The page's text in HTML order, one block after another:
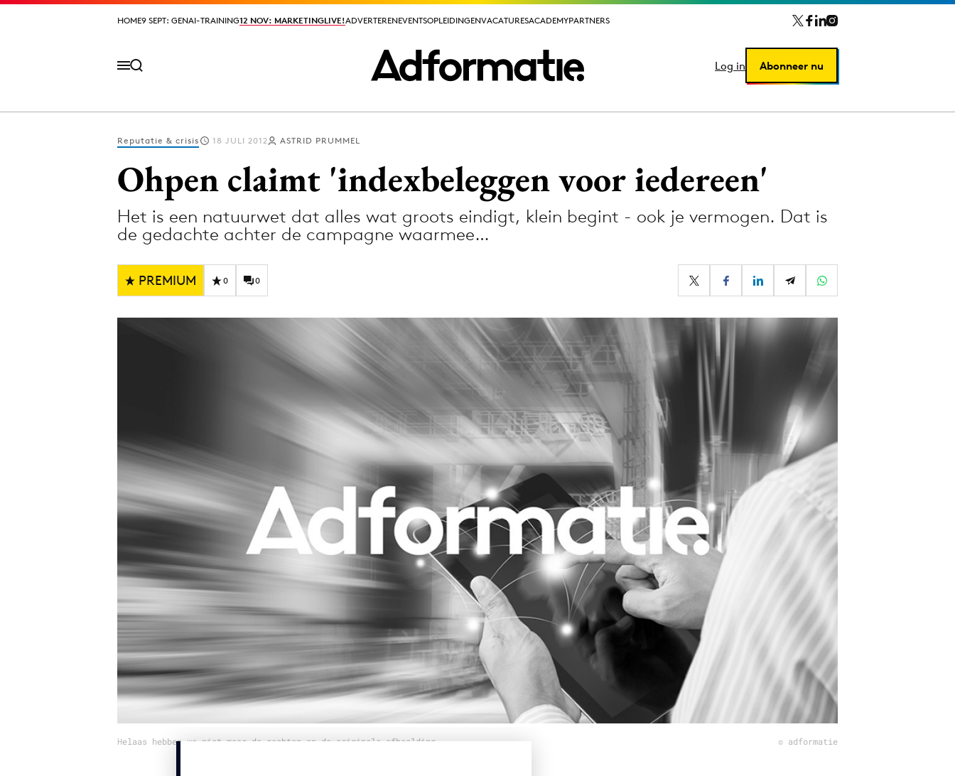
HOME9 SEPT: GENAI-TRAINING12 NOV: MARKETINGLIVE!ADVERTERENEVENTSOPLEIDINGENVACATURESACADEMYPARTNERS
Log in Abonneer nu
HOME9 SEPT: GENAI-TRAINING12 NOV: MARKETINGLIVE!ADVERTERENEVENTSOPLEIDINGENVACATURESACADEMYPARTNERS
Log in Abonneer nu
Digital transformation
Diversiteit
Effectiviteit
Influencer marketing
Interne communicatie
Programmatic
Purpose Marketing
Reputatie & crisis
Reputatie & crisis 18 JULI 2012 ASTRID PRUMMEL
Ohpen claimt 'indexbeleggen voor iedereen'
Het is een natuurwet dat alles wat groots eindigt, klein begint - ook je vermogen. Dat is
de gedachte achter de campagne waarmee…
PREMIUM 0 0
Helaas hebben we niet meer de rechten op de originele afbeelding © adformatie